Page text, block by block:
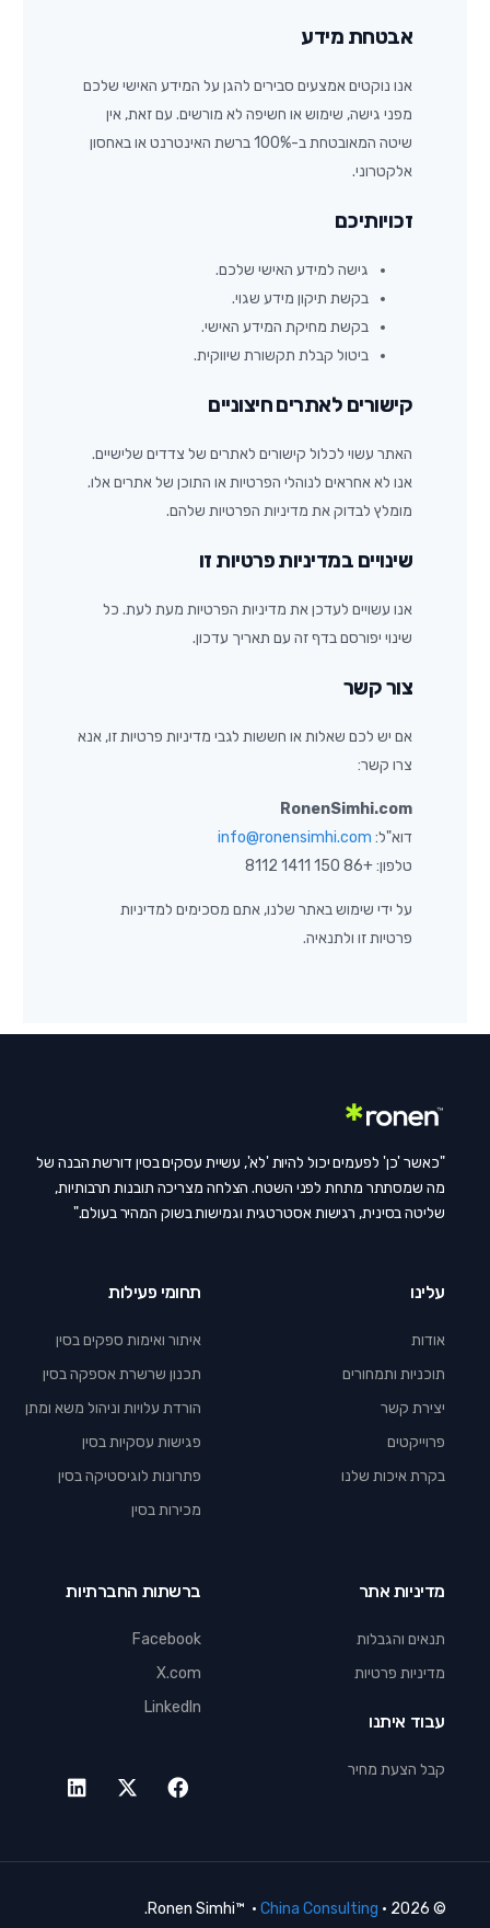
אבטחת מידע
אנו נוקטים אמצעים סבירים להגן על המידע האישי שלכם
מפני גישה, שימוש או חשיפה לא מורשים. עם זאת, אין
שיטה המאובטחת ב-100% ברשת האינטרנט או באחסון
אלקטרוני.
זכויותיכם
גישה למידע האישי שלכם.
בקשת תיקון מידע שגוי.
בקשת מחיקת המידע האישי.
ביטול קבלת תקשורת שיווקית.
קישורים לאתרים חיצוניים
האתר עשוי לכלול קישורים לאתרים של צדדים שלישיים.
אנו לא אחראים לנוהלי הפרטיות או התוכן של אתרים אלו.
מומלץ לבדוק את מדיניות הפרטיות שלהם.
שינויים במדיניות פרטיות זו
אנו עשויים לעדכן את מדיניות הפרטיות מעת לעת. כל
שינוי יפורסם בדף זה עם תאריך עדכון.
צור קשר
אם יש לכם שאלות או חששות לגבי מדיניות פרטיות זו, אנא
צרו קשר:
RonenSimhi.com
דוא"ל: info@ronensimhi.com
טלפון: +86 150 1411 8112
על ידי שימוש באתר שלנו, אתם מסכימים למדיניות
פרטיות זו ולתנאיה.
"כאשר 'כן' לפעמים יכול להיות 'לא', עשיית עסקים בסין דורשת הבנה של
מה שמסתתר מתחת לפני השטח. הצלחה מצריכה תובנות תרבותיות,
שליטה בסינית, רגישות אסטרטגית וגמישות בשוק המהיר בעולם."
עלינו
אודות
תוכניות ותמחורים
יצירת קשר
פרוייקטים
בקרת איכות שלנו
תחומי פעילות
איתור ואימות ספקים בסין
תכנון שרשרת אספקה בסין
הורדת עלויות וניהול משא ומתן
פגישות עסקיות בסין
פתרונות לוגיסטיקה בסין
מכירות בסין
מדיניות אתר
תנאים והגבלות
מדיניות פרטיות
עבוד איתנו
קבל הצעת מחיר
ברשתות החברתיות
Facebook
X.com
LinkedIn
© 2026 · Ronen Simhi™ ·
China Consulting
.